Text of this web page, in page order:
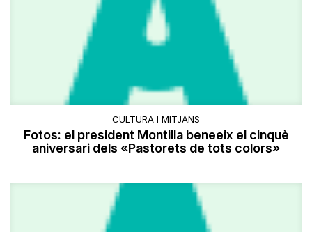
CULTURA I MITJANS
Fotos: el president Montilla beneeix el cinquè
aniversari dels «Pastorets de tots colors»